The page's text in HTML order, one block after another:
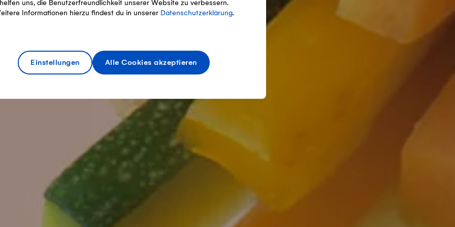
uns, die Benutzerfreundlichkeit unserer Website zu verbessern.
Informationen hierzu findest du in unserer Datenschutzerklärung.
Einstellungen Alle Cookies akzeptieren